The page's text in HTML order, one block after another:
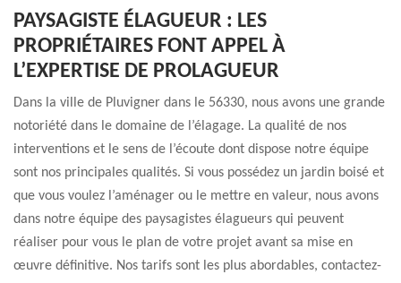
PAYSAGISTE ÉLAGUEUR : LES
PROPRIÉTAIRES FONT APPEL À
L’EXPERTISE DE PROLAGUEUR
Dans la ville de Pluvigner dans le 56330, nous avons une grande
notoriété dans le domaine de l’élagage. La qualité de nos
interventions et le sens de l’écoute dont dispose notre équipe
sont nos principales qualités. Si vous possédez un jardin boisé et
que vous voulez l’aménager ou le mettre en valeur, nous avons
dans notre équipe des paysagistes élagueurs qui peuvent
réaliser pour vous le plan de votre projet avant sa mise en
œuvre définitive. Nos tarifs sont les plus abordables, contactez-